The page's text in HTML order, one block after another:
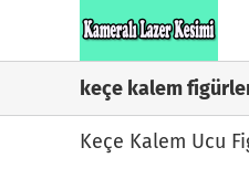
content
keçe kalem
Keçe Kalem Ucu